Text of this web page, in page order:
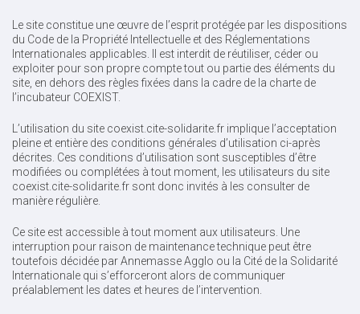
Le site constitue une œuvre de l’esprit protégée par les dispositions
du Code de la Propriété Intellectuelle et des Réglementations
Internationales applicables. Il est interdit de réutiliser, céder ou
exploiter pour son propre compte tout ou partie des éléments du
site, en dehors des règles fixées dans la cadre de la charte de
l’incubateur COEXIST.
L’utilisation du site coexist.cite-solidarite.fr implique l’acceptation
pleine et entière des conditions générales d’utilisation ci-après
décrites. Ces conditions d’utilisation sont susceptibles d’être
modifiées ou complétées à tout moment, les utilisateurs du site
coexist.cite-solidarite.fr sont donc invités à les consulter de
manière régulière.
Ce site est accessible à tout moment aux utilisateurs. Une
interruption pour raison de maintenance technique peut être
toutefois décidée par Annemasse Agglo ou la Cité de la Solidarité
Internationale qui s’efforceront alors de communiquer
préalablement les dates et heures de l’intervention.